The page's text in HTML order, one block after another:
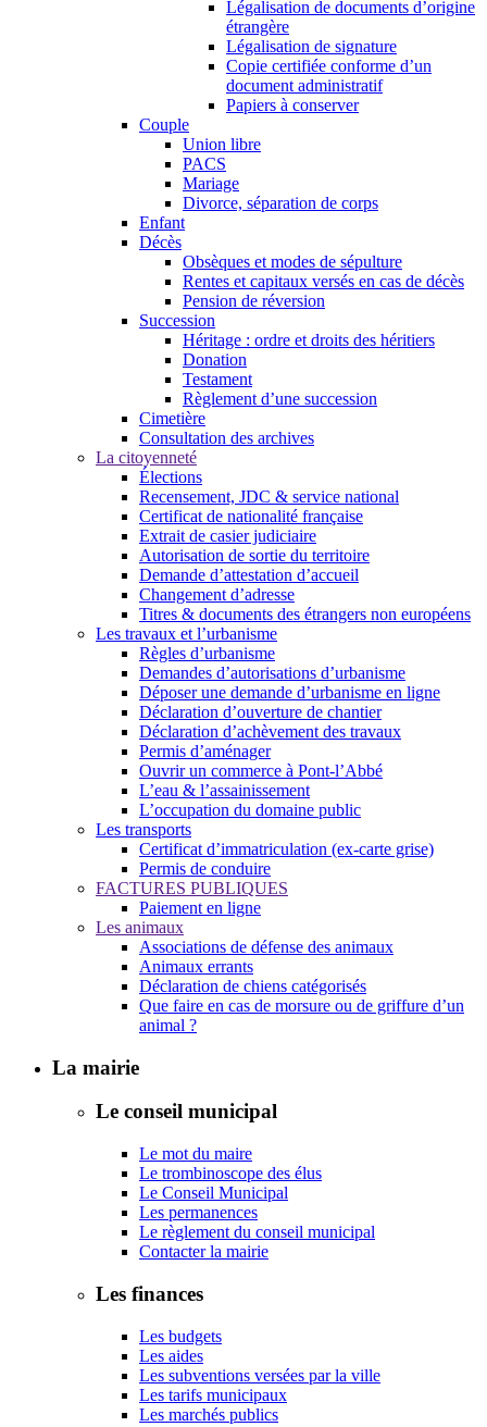
Légalisation de documents d’origine
étrangère
Légalisation de signature
Copie certifiée conforme d’un
document administratif
Papiers à conserver
Couple
Union libre
PACS
Mariage
Divorce, séparation de corps
Enfant
Décès
Obsèques et modes de sépulture
Rentes et capitaux versés en cas de décès
Pension de réversion
Succession
Héritage : ordre et droits des héritiers
Donation
Testament
Règlement d’une succession
Cimetière
Consultation des archives
La citoyenneté
Élections
Recensement, JDC & service national
Certificat de nationalité française
Extrait de casier judiciaire
Autorisation de sortie du territoire
Demande d’attestation d’accueil
Changement d’adresse
Titres & documents des étrangers non européens
Les travaux et l’urbanisme
Règles d’urbanisme
Demandes d’autorisations d’urbanisme
Déposer une demande d’urbanisme en ligne
Déclaration d’ouverture de chantier
Déclaration d’achèvement des travaux
Permis d’aménager
Ouvrir un commerce à Pont-l’Abbé
L’eau & l’assainissement
L’occupation du domaine public
Les transports
Certificat d’immatriculation (ex-carte grise)
Permis de conduire
FACTURES PUBLIQUES
Paiement en ligne
Les animaux
Associations de défense des animaux
Animaux errants
Déclaration de chiens catégorisés
Que faire en cas de morsure ou de griffure d’un
animal ?
La mairie
Le conseil municipal
Le mot du maire
Le trombinoscope des élus
Le Conseil Municipal
Les permanences
Le règlement du conseil municipal
Contacter la mairie
Les finances
Les budgets
Les aides
Les subventions versées par la ville
Les tarifs municipaux
Les marchés publics